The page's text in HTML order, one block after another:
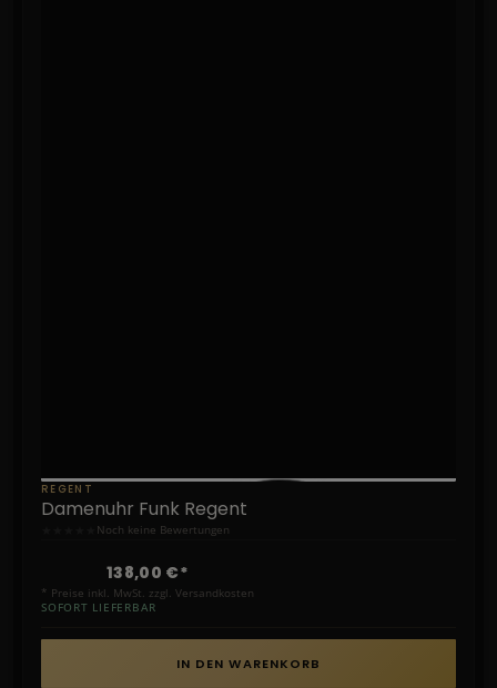
REGENT
Damenuhr Funk Regent
Noch keine Bewertungen
138,00 €*
* Preise inkl. MwSt. zzgl. Versandkosten
SOFORT LIEFERBAR
IN DEN WARENKORB